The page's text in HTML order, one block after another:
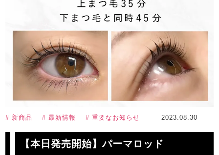
# 新商品 # 最新情報 # 重要なお知らせ 2023.08.30
【本日発売開始】パーマロッド